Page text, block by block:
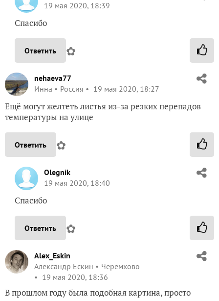
19 мая 2020, 18:39
Спасибо
Ответить ✿
nehaeva77
Инна
Россия 19 мая 2020, 18:27
Ещё могут желтеть листья из-за резких перепадов
температуры на улице
Ответить ✿
Olegnik
19 мая 2020, 18:40
Спасибо
Ответить ✿
Alex_Eskin
Александр Ескин
Черемхово
19 мая 2020, 18:36
В прошлом году была подобная картина, просто